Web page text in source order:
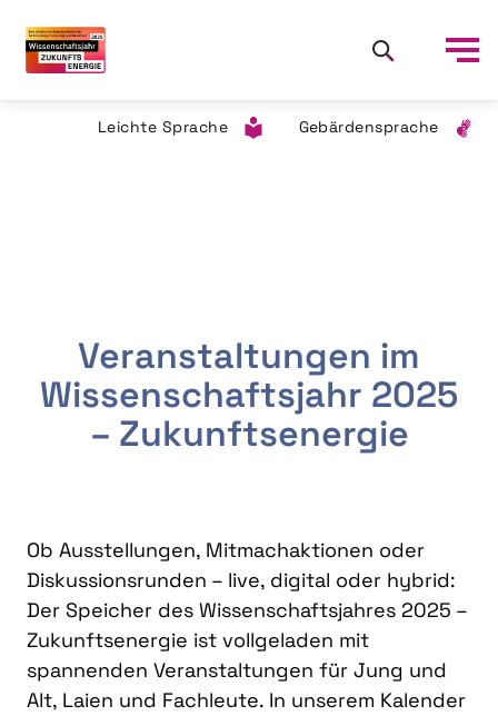
Leichte Sprache Gebärdensprache
Veranstaltungen im
Wissenschaftsjahr 2025
– Zukunftsenergie
Ob Ausstellungen, Mitmachaktionen oder
Diskussionsrunden – live, digital oder hybrid:
Der Speicher des Wissenschaftsjahres 2025 –
Zukunftsenergie ist vollgeladen mit
spannenden Veranstaltungen für Jung und
Alt, Laien und Fachleute. In unserem Kalender